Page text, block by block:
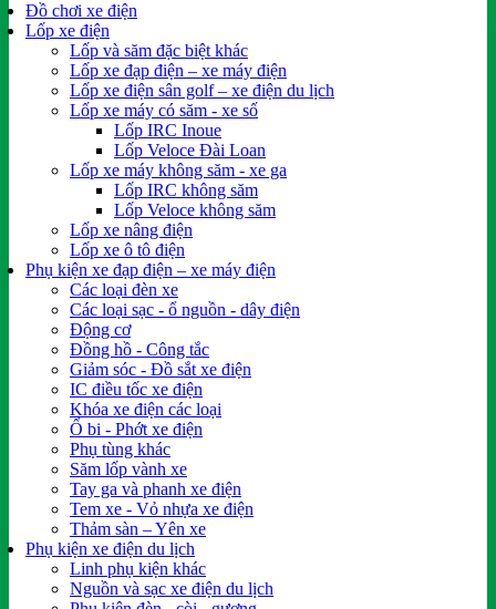
Đồ chơi xe điện
Lốp xe điện
Lốp và săm đặc biệt khác
Lốp xe đạp điện – xe máy điện
Lốp xe điện sân golf – xe điện du lịch
Lốp xe máy có săm - xe số
Lốp IRC Inoue
Lốp Veloce Đài Loan
Lốp xe máy không săm - xe ga
Lốp IRC không săm
Lốp Veloce không săm
Lốp xe nâng điện
Lốp xe ô tô điện
Phụ kiện xe đạp điện – xe máy điện
Các loại đèn xe
Các loại sạc - ổ nguồn - dây điện
Động cơ
Đồng hồ - Công tắc
Giảm sóc - Đồ sắt xe điện
IC điều tốc xe điện
Khóa xe điện các loại
Ổ bi - Phớt xe điện
Phụ tùng khác
Săm lốp vành xe
Tay ga và phanh xe điện
Tem xe - Vỏ nhựa xe điện
Thảm sàn – Yên xe
Phụ kiện xe điện du lịch
Linh phụ kiện khác
Nguồn và sạc xe điện du lịch